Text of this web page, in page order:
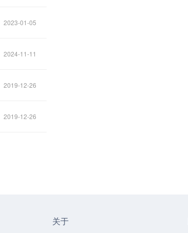
2023-01-05
2024-11-11
2019-12-26
2019-12-26
关于